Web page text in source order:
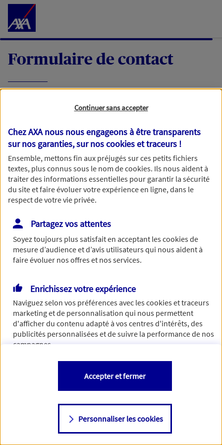
Accéder au Contenu
Formulaire de contact
demande, nous vous répondrons dans les
meilleurs délais par mail ou par téléphone.
Votre message :
Vous disposez de droits sur les informations vous concernant. Pour
plus d’informations,cliquez ici.
Continuer sans accepter
Chez AXA nous nous engageons à être transparents
sur nos garanties, sur noscookies et traceurs !
Ensemble, mettons fin aux préjugés sur ces petits fichiers
textes, plus connus sous le nom decookies. Ils nous aident à
traiter des informations essentielles pour garantir la sécurité
du site et faire évoluer votre expérience en ligne, dans le
respect de votre vie privée.
Partagez vos attentes
Soyez toujours plus satisfait en acceptant lescookiesde
mesure d’audience et d’avis utilisateurs qui nous aident à
faire évoluer nos offres et nos services.
Enrichissez votre expérience
Naviguez selon vos préférences avec lescookies et traceurs
marketing et de personnalisation qui nous permettent
d'afficher du contenu adapté à vos centres d'intérêts, des
publicités personnalisées et de suivre la performance de nos
campagnes.
Vous êtes libre de les accepter, de les refuser comme de
changer d'avis à tout moment en allant sur
Consulter notre politique decookies
Personnaliser les cookies
Accepter et fermer